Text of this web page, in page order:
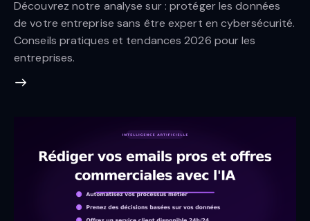
Découvrez notre analyse sur : protéger les données
de votre entreprise sans être expert en cybersécurité.
Conseils pratiques et tendances 2026 pour les
entreprises.